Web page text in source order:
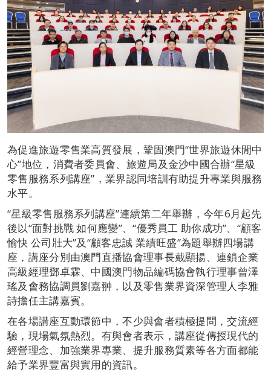
為促進旅遊零售業高質發展，鞏固澳門“世界旅遊休閒中
心”地位，消費者委員會、旅遊局及金沙中國合辦“星級
零售服務系列講座”，業界認同培訓有助提升專業與服務
水平。
“星級零售服務系列講座”連續第二年舉辦，今年6月起先
後以“面對挑戰 如何應變”、“優秀員工 助你成功”、“顧客
愉快 公司壯大”及“顧客忠誠 業績旺盛”為題舉辦四場講
座，講座分別由澳門直播協會理事長戴顯揚、連鎖企業
高級經理鄧卓霖、中國澳門物品編碼協會執行理事曾澤
瑤及會務協調員劉嘉翀，以及零售業界資深管理人李雅
詩擔任主講嘉賓。
在各場講座互動環節中，不少與會者積極提問，交流經
驗，現場氣氛熱烈。有與會者表示，講座從傳授現代的
經營理念、加強業界專業、提升服務質素等各方面都能
給予業界豐富與實用的資訊。